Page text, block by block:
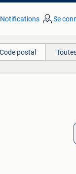
Notifications Se